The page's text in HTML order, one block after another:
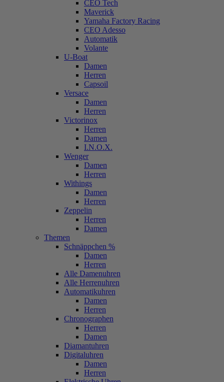
CEO Tech
Maverick
Yamaha Factory Racing
CEO Adesso
Automatik
Volante
U-Boat
Damen
Herren
Capsoil
Versace
Damen
Herren
Victorinox
Herren
Damen
I.N.O.X.
Wenger
Damen
Herren
Withings
Damen
Herren
Zeppelin
Herren
Damen
Themen
Schnäppchen %
Damen
Herren
Alle Damenuhren
Alle Herrenuhren
Automatikuhren
Damen
Herren
Chronographen
Herren
Damen
Diamantuhren
Digitaluhren
Damen
Herren